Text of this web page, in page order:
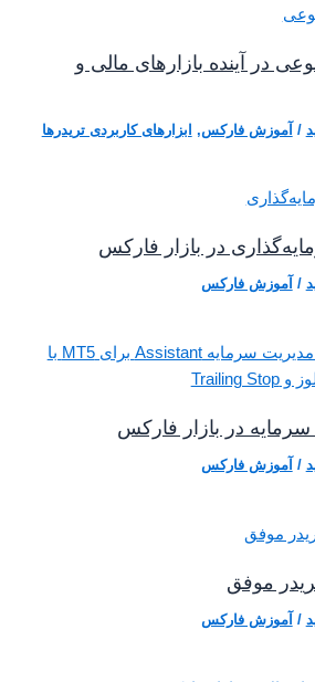
در آینده بازارهای مالی و
/آموزش فارکس,ابزارهای کاربردی تریدرها
در بازار فارکس
/آموزش فارکس
در بازار فارکس
/آموزش فارکس
موفق
/آموزش فارکس